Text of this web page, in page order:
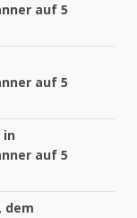
auf 5
auf 5
in
auf 5
dem